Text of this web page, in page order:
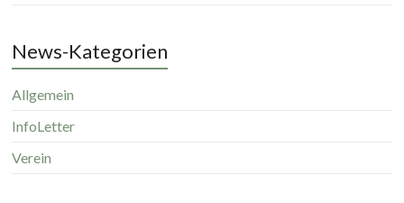
News-Kategorien
Allgemein
InfoLetter
Verein